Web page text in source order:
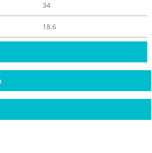
34
18.6